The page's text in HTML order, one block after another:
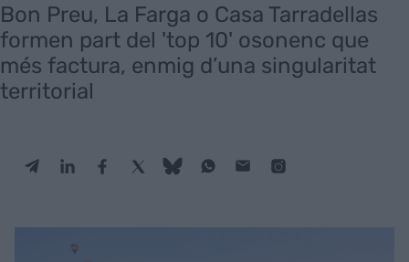
Bon Preu, La Farga o Casa Tarradellas
formen part del 'top 10' osonenc que
més factura, enmig d’una singularitat
territorial